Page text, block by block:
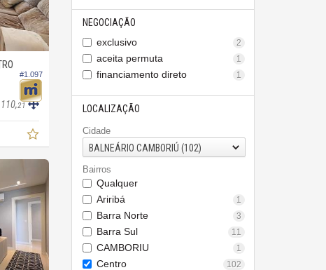
NEGOCIAÇÃO
exclusivo
2
aceita permuta 1
financiamento direto 1
LOCALIZAÇÃO
Cidade
BALNEÁRIO CAMBORIÚ (102)
Bairros
Qualquer
Ariribá
1
Barra Norte 3
Barra Sul 11
CAMBORIU 1
Centro 102
#1.097
110,21